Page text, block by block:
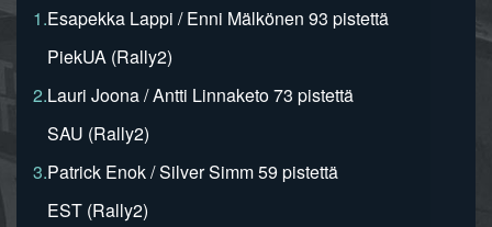
1.Esapekka Lappi / Enni Mälkönen 93 pistettä
PiekUA (Rally2)
2.Lauri Joona / Antti Linnaketo 73 pistettä
SAU (Rally2)
3.Patrick Enok / Silver Simm 59 pistettä
EST (Rally2)